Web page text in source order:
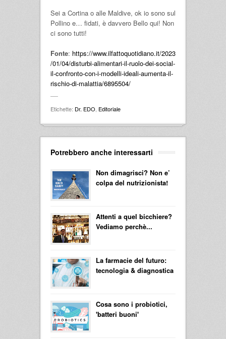
Sei a Cortina o alle Maldive, ok io sono sul
Pollino e… fidati, è davvero Bello qui! Non
ci sono tutti!
Fonte: https://www.ilfattoquotidiano.it/2023
/01/04/disturbi-alimentari-il-ruolo-dei-social-
il-confronto-con-i-modelli-ideali-aumenta-il-
rischio-di-malattia/6895504/
Etichette: Dr. EDO Editoriale
Potrebbero anche interessarti
Non dimagrisci? Non e’
colpa del nutrizionista!
Attenti a quel bicchiere?
Vediamo perchè...
La farmacie del futuro:
tecnologia & diagnostica
Cosa sono i probiotici,
'batteri buoni'